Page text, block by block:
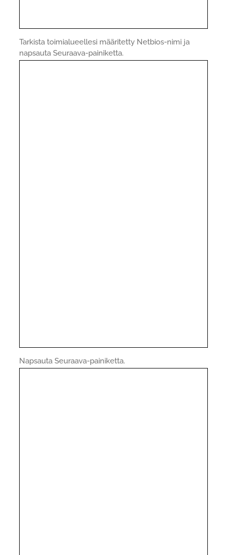
Tarkista toimialueellesi määritetty Netbios-nimi ja
napsauta Seuraava-painiketta.
Napsauta Seuraava-painiketta.